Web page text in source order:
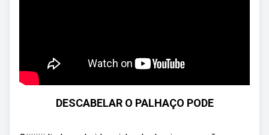
DESCABELAR O PALHAÇO PODE